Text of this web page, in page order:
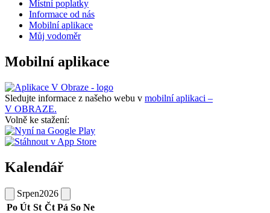
Místní poplatky
Informace od nás
Mobilní aplikace
Můj vodoměr
Mobilní aplikace
Sledujte informace z našeho webu v mobilní aplikaci –
V OBRAZE.
Volně ke stažení:
Kalendář
Srpen2026
Po Út St Čt Pá So Ne